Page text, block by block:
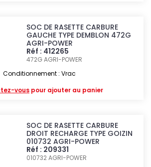
SOC DE RASETTE CARBURE
GAUCHE TYPE DEMBLON 472G
AGRI-POWER
Réf : 412265
472GAGRI-POWER
Conditionnement : Vrac
vous pour ajouter au panier
SOC DE RASETTE CARBURE
DROIT RECHARGE TYPE GOIZIN
010732 AGRI-POWER
Réf : 209331
010732AGRI-POWER